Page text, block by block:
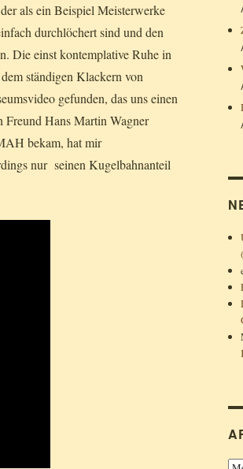
als ein Beispiel Meisterwerke
durchlöchert sind und den
Die einst kontemplative Ruhe in
ständigen Klackern von
gefunden, das uns einen
Freund Hans Martin Wagner
bekam, hat mir
nur seinen Kugelbahnanteil